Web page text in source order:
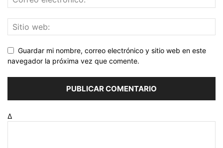
Guardar mi nombre, correo electrónico y sitio web en este
navegador la próxima vez que comente.
Δ